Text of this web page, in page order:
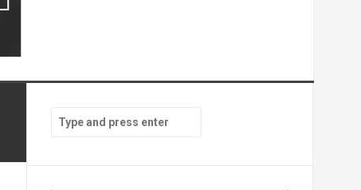
Search
for: